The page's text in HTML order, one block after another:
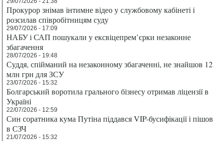
Прокурор знімав інтимне відео у службовому кабінеті і
розсилав співробітницям суду
29/07/2026 - 17:09
НАБУ і САП пошукали у ексвіцепрем’єрки незаконне
збагачення
28/07/2026 - 19:48
Суддя, спійманий на незаконному збагаченні, не знайшов 12
млн грн для ЗСУ
23/07/2026 - 15:32
Болгарський воротила грального бізнесу отримав ліцензії в
Україні
22/07/2026 - 12:59
Син соратника кума Путіна піддався VIP-бусифікації і пішов
в СЗЧ
21/07/2026 - 15:32